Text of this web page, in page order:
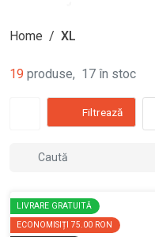
Home / XL
19 produse, 17 în stoc
Filtrează
LIVRARE GRATUITĂ
ECONOMISIȚI 75.00 RON